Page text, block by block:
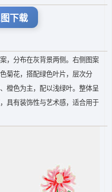
下载
，分布在灰背景两侧。右侧图案
菊花，搭配绿色叶片，层次分
橙色为主，配以浅绿叶。整体呈
具有装饰性与艺术感，适合用于